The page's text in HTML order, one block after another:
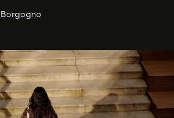
de susciter une ferveur intacte.